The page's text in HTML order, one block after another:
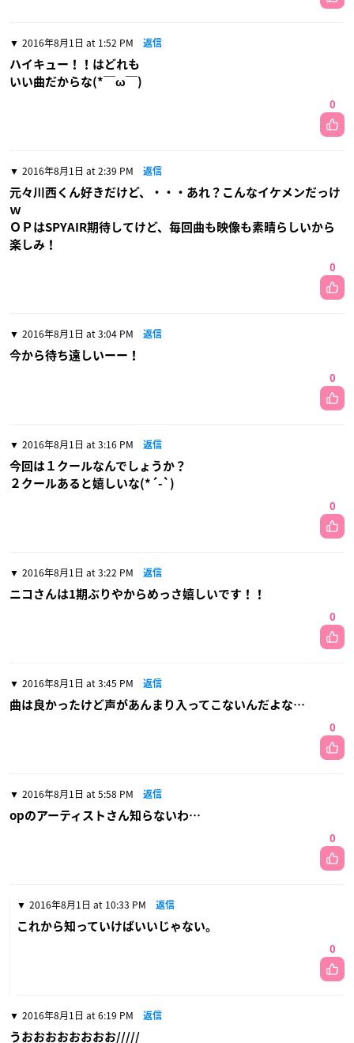
2016年8月1日 at 1:52 PM 返信
ハイキュー！！はどれも
いい曲だからな(*￣ω￣)
0
2016年8月1日 at 2:39 PM 返信
元々川西くん好きだけど、・・・あれ？こんなイケメンだっけ
ｗ
ＯＰはSPYAIR期待してけど、毎回曲も映像も素晴らしいから
楽しみ！
0
2016年8月1日 at 3:04 PM 返信
今から待ち遠しいーー！
0
2016年8月1日 at 3:16 PM 返信
今回は１クールなんでしょうか？
２クールあると嬉しいな(*´-`)
0
2016年8月1日 at 3:22 PM 返信
ニコさんは1期ぶりやからめっさ嬉しいです！！
0
2016年8月1日 at 3:45 PM 返信
曲は良かったけど声があんまり入ってこないんだよな…
0
2016年8月1日 at 5:58 PM 返信
opのアーティストさん知らないわ…
0
2016年8月1日 at 10:33 PM 返信
これから知っていけばいいじゃない。
0
2016年8月1日 at 6:19 PM 返信
うおおおおおおおお/////